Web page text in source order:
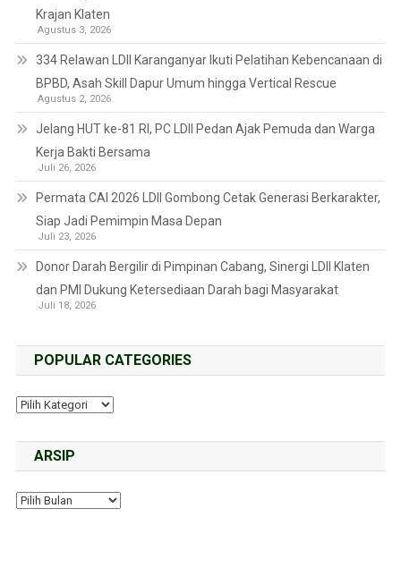
Krajan Klaten
Agustus 3, 2026
334 Relawan LDII Karanganyar Ikuti Pelatihan Kebencanaan di
BPBD, Asah Skill Dapur Umum hingga Vertical Rescue
Agustus 2, 2026
Jelang HUT ke-81 RI, PC LDII Pedan Ajak Pemuda dan Warga
Kerja Bakti Bersama
Juli 26, 2026
Permata CAI 2026 LDII Gombong Cetak Generasi Berkarakter,
Siap Jadi Pemimpin Masa Depan
Juli 23, 2026
Donor Darah Bergilir di Pimpinan Cabang, Sinergi LDII Klaten
dan PMI Dukung Ketersediaan Darah bagi Masyarakat
Juli 18, 2026
POPULAR CATEGORIES
ARSIP